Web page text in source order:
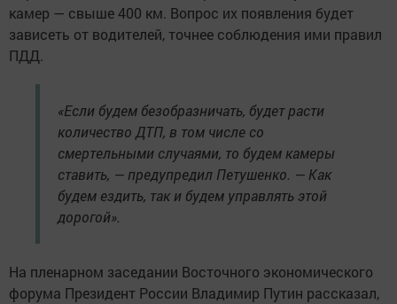
камер — свыше 400 км. Вопрос их появления будет
зависеть от водителей, точнее соблюдения ими правил
ПДД.
«Если будем безобразничать, будет расти
количество ДТП, в том числе со
смертельными случаями, то будем камеры
ставить, — предупредил Петушенко. — Как
будем ездить, так и будем управлять этой
дорогой».
На пленарном заседании Восточного экономического
форума Президент России Владимир Путин рассказал,